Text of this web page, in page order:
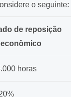
o seguinte:
de reposição
econômico
horas